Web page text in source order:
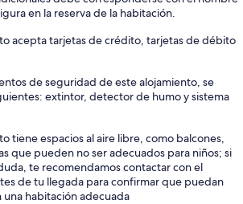
en la reserva de la habitación.
acepta tarjetas de crédito, tarjetas de débito
de seguridad de este alojamiento, se
extintor, detector de humo y sistema
tiene espacios al aire libre, como balcones,
que pueden no ser adecuados para niños; si
te recomendamos contactar con el
de tu llegada para confirmar que puedan
habitación adecuada